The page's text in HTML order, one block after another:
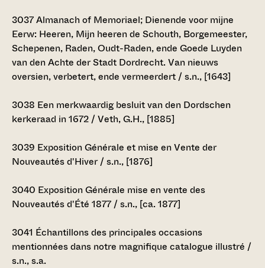
3037Almanach of Memoriael; Dienende voor mijne
Eerw: Heeren, Mijn heeren de Schouth, Borgemeester,
Schepenen, Raden, Oudt-Raden, ende Goede Luyden
van den Achte der Stadt Dordrecht. Van nieuws
oversien, verbetert, ende vermeerdert / s.n., [1643]
3038 Een merkwaardig besluit van den Dordschen
kerkeraad in 1672 / Veth, G.H., [1885]
3039 Exposition Générale et mise en Vente der
Nouveautés d'Hiver / s.n., [1876]
3040 Exposition Générale mise en vente des
Nouveautés d'Été 1877 / s.n., [ca. 1877]
3041 Échantillons des principales occasions
mentionnées dans notre magnifique catalogue illustré /
s.n., s.a.